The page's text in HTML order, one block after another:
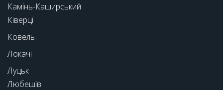
Камінь-Каширський
Ківерці
Ковель
Локачі
Луцьк
Любешів